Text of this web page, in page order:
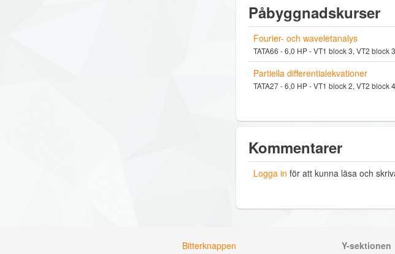
Påbyggnadskurser
Fourier- och waveletanalys
TATA66 - 6,0 HP - VT1 block 3, VT2 block
Partiella differentialekvationer
TATA27 - 6,0 HP - VT1 block 2, VT2 block
Kommentarer
Logga in för att kunna läsa och
Bitterknappen
Y-sektionen